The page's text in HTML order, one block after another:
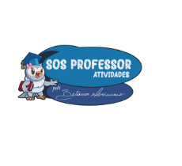
content